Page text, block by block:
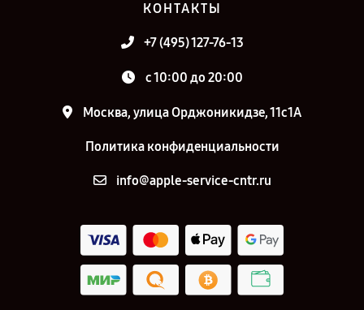
КОНТАКТЫ
+7 (495) 127-76-13
с 10:00 до 20:00
Москва, улица Орджоникидзе, 11с1А
Политика конфиденциальности
info@apple-service-cntr.ru